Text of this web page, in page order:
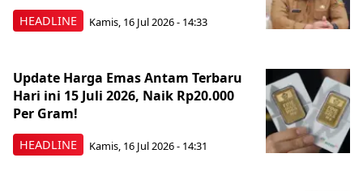
HEADLINE Kamis, 16 Jul 2026 - 14:33
HEADLINE
Update Harga Emas Antam Terbaru
Hari ini 15 Juli 2026, Naik Rp20.000
Per Gram!
Kamis, 16 Jul 2026 - 14:31